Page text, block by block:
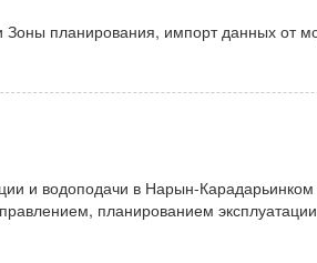
планирования, импорт данных от
и водоподачи в Нарын-
планированием